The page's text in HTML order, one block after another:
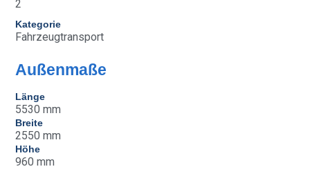
2
Kategorie
Fahrzeugtransport
Außenmaße
Länge
5530 mm
Breite
2550 mm
Höhe
960 mm